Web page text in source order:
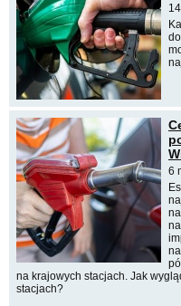
6
na krajowych stacjach. Jak
stacjach?